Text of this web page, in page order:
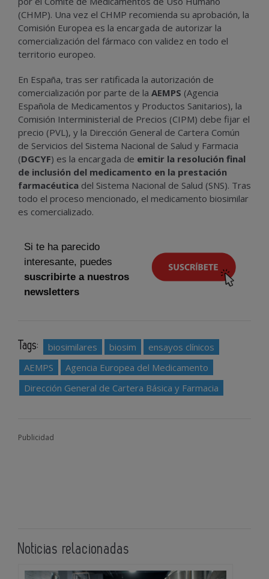
(CHMP). Una vez el CHMP recomienda su aprobación, la
Comisión Europea es la encargada de autorizar la
comercialización del fármaco con validez en todo el
territorio europeo.
En España, tras ser ratificada la autorización de
comercialización por parte de la AEMPS (Agencia
Española de Medicamentos y Productos Sanitarios), la
Comisión Interministerial de Precios (CIPM) debe fijar el
precio (PVL), y la Dirección General de Cartera Común
de Servicios del Sistema Nacional de Salud y Farmacia
(DGCYF) es la encargada de emitir la resolución final
de inclusión del medicamento en la prestación
farmacéutica del Sistema Nacional de Salud (SNS). Tras
todo el proceso mencionado, el medicamento biosimilar
es comercializado.
Si te ha parecido
interesante, puedes
suscribirte a nuestros
newsletters
Tags: biosimilares biosim
ensayos clínicos
AEMPS
Agencia Europea del Medicamento
Dirección General de Cartera Básica y Farmacia
Publicidad
Noticias relacionadas